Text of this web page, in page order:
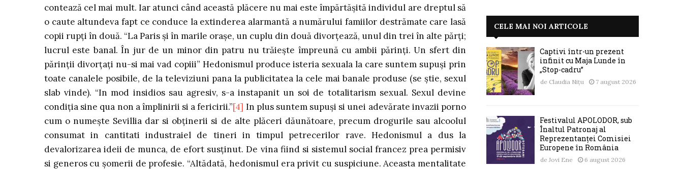
contează cel mai mult. Iar atunci când această plăcere nu mai este împărtăşită individul are dreptul să
o caute altundeva fapt ce conduce la extinderea alarmantă a numărului famiilor destrămate care lasă
copii rupţi în două. “La Paris şi în marile oraşe, un cuplu din două divorţează, unul din trei în alte părţi;
lucrul este banal. În jur de un minor din patru nu trăieşte împreună cu ambii părinţi. Un sfert din
părinţii divorţaţi nu-si mai vad copiii” Hedonismul produce isteria sexuala la care suntem supuşi prin
toate canalele posibile, de la televiziuni pana la publicitatea la cele mai banale produse (se ştie, sexul
slab vinde). “In mod insidios sau agresiv, s-a instapanit un soi de totalitarism sexual. Sexul devine
condiţia sine qua non a împlinirii si a fericirii.”[4] In plus suntem supuşi si unei adevărate invazii porno
cum o numeşte Sevillia dar si obţinerii si de alte plăceri dăunătoare, precum drogurile sau alcoolul
consumat in cantitati industraiel de tineri in timpul petrecerilor rave. Hedonismul a dus la
devalorizarea ideii de munca, de efort susţinut. De vina fiind si sistemul social francez prea permisiv
si generos cu şomerii de profesie. “Altădată, hedonismul era privit cu suspiciune. Aceasta mentalitate
CELE MAI NOI ARTICOLE
Captivi într-un prezent
infinit cu Maja Lunde în
„Stop-cadru”
de Claudia Nițu 7 august 2026
Festivalul APOLODOR, sub
Înaltul Patronaj al
Reprezentanței Comisiei
Europene în România
de Jovi Ene 6 august 2026